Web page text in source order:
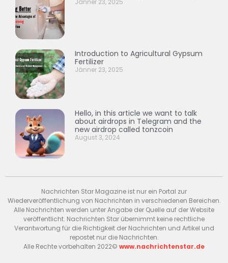
Introduction to Agricultural Gypsum
Fertilizer
Jänner 23, 2025
Hello, in this article we want to talk
about airdrops in Telegram and the
new airdrop called tonzcoin
August 3, 2024
Nachrichten Star Magazine ist nur ein Portal zur
Wiederveröffentlichung von Nachrichten in verschiedenen Bereichen.
Alle Nachrichten werden unter Angabe der Quelle auf der Website
veröffentlicht. Nachrichten Star übernimmt keine rechtliche
Verantwortung für die Richtigkeit der Nachrichten und Artikel und
repostet nur die Nachrichten.
Alle Rechte vorbehalten 2022© www.nachrichtenstar.de